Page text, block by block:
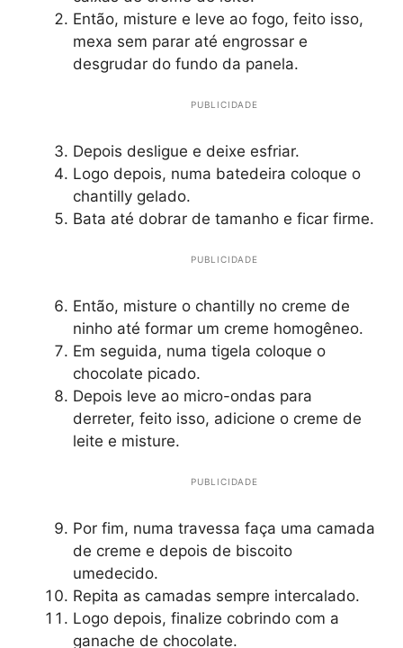
Então, misture e leve ao fogo, feito isso,
mexa sem parar até engrossar e
desgrudar do fundo da panela.
PUBLICIDADE
Depois desligue e deixe esfriar.
Logo depois, numa batedeira coloque o
chantilly gelado.
Bata até dobrar de tamanho e ficar firme.
PUBLICIDADE
Então, misture o chantilly no creme de
ninho até formar um creme homogêneo.
Em seguida, numa tigela coloque o
chocolate picado.
Depois leve ao micro-ondas para
derreter, feito isso, adicione o creme de
leite e misture.
PUBLICIDADE
Por fim, numa travessa faça uma camada
de creme e depois de biscoito
umedecido.
Repita as camadas sempre intercalado.
Logo depois, finalize cobrindo com a
ganache de chocolate.